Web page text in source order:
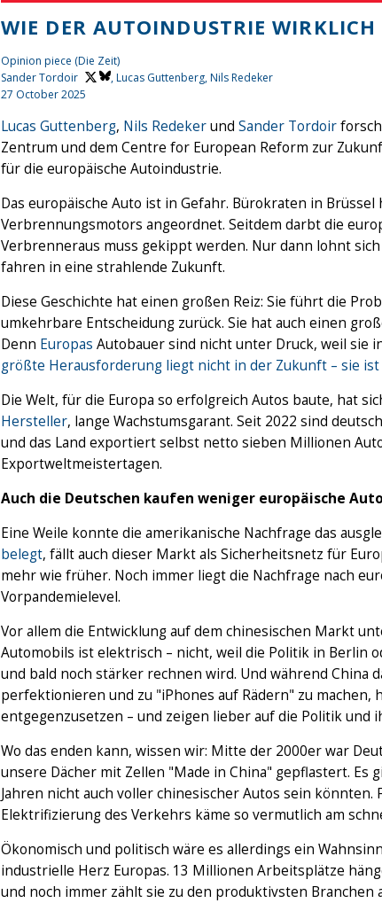
WIE DER AUTOINDUSTRIE
Opinion piece (Die Zeit)
Sander Tordoir
, Lucas Guttenberg, Nils Redeker
27 October 2025
Lucas Guttenberg, Nils Redekerund Sander Tordoir
Zentrum und dem Centre for European Reform zur
für die europäische Autoindustrie.
Das europäische Auto ist in Gefahr. Bürokraten in
Verbrennungsmotors angeordnet. Seitdem darbt die
Verbrenneraus muss gekippt werden. Nur dann lohnt
fahren in eine strahlende Zukunft.
Diese Geschichte hat einen großen Reiz: Sie führt die
umkehrbare Entscheidung zurück. Sie hat auch einen
Denn Europas Autobauer sind nicht unter Druck, weil sie
größte Herausforderung liegt nicht in der Zukunft – sie
Die Welt, für die Europa so erfolgreich Autos baute, hat
Hersteller, lange Wachstumsgarant. Seit 2022 sind
und das Land exportiert selbst netto sieben Millionen
Exportweltmeistertagen.
Auch die Deutschen kaufen weniger europäische
Eine Weile konnte die amerikanische Nachfrage das
belegt, fällt auch dieser Markt als Sicherheitsnetz für
mehr wie früher. Noch immer liegt die Nachfrage nach
Vorpandemielevel.
Vor allem die Entwicklung auf dem chinesischen Markt
Automobils ist elektrisch – nicht, weil die Politik in Berlin
und bald noch stärker rechnen wird. Und während China
perfektionieren und zu "iPhones auf Rädern" zu
entgegenzusetzen – und zeigen lieber auf die Politik und
Wo das enden kann, wissen wir: Mitte der 2000er war
unsere Dächer mit Zellen "Made in China" gepflastert. Es
Jahren nicht auch voller chinesischer Autos sein könnten.
Elektrifizierung des Verkehrs käme so vermutlich am
Ökonomisch und politisch wäre es allerdings ein
industrielle Herz Europas. 13 Millionen Arbeitsplätze
und noch immer zählt sie zu den produktivsten